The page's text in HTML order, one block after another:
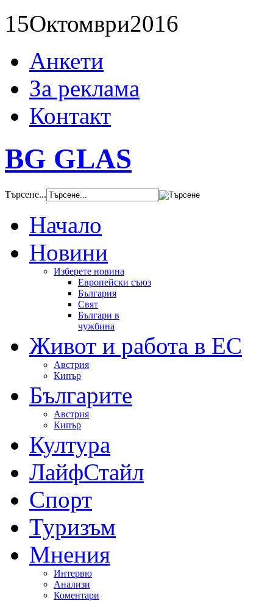
15Октомври2016
Анкети
За реклама
Контакт
BG GLAS
Търсене...
Начало
Новини
Изберете новина
Европейски съюз
България
Свят
Българи в
чужбина
Живот и работа в ЕС
Австрия
Кипър
Българите
Австрия
Кипър
Култура
ЛайфСтайл
Спорт
Туризъм
Мнения
Интервю
Анализи
Коментари